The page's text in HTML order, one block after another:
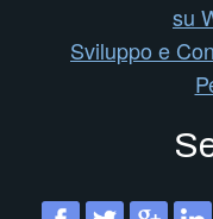
su
Sviluppo e